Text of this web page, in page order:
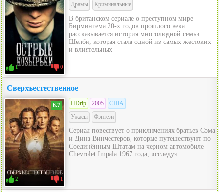
1 0
Драмы
Криминальные
В британском сериале о преступном мире
Бирмингема 20-х годов прошлого века
рассказывается история многолюдной семьи
Шелби, которая стала одной из самых жестоких
и влиятельных
Сверхъестественное
6.7
2 1
HDrip 2005
США
Ужасы
Фэнтези
Сериал повествует о приключениях братьев Сэма
и Дина Винчестеров, которые путешествуют по
Соединённым Штатам на черном автомобиле
Chevrolet Impala 1967 года, исследуя